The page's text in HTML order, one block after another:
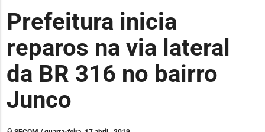
Prefeitura inicia
reparos na via lateral
da BR 316 no bairro
Junco